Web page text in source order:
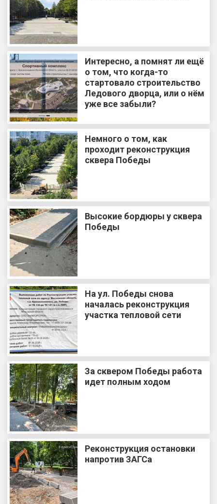
Интересно, а помнят ли ещё
о том, что когда-то
стартовало строительство
Ледового дворца, или о нём
уже все забыли?
Немного о том, как
проходит реконструкция
сквера Победы
Высокие бордюры у сквера
Победы
На ул. Победы снова
началась реконструкция
участка тепловой сети
За сквером Победы работа
идет полным ходом
Реконструкция остановки
напротив ЗАГСа